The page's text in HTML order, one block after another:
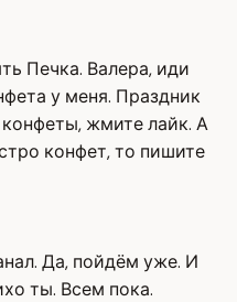
Печка. Валера, иди
у меня. Праздник
жмите лайк. А
конфет, то пишите
Да, пойдём уже. И
ты. Всем пока.